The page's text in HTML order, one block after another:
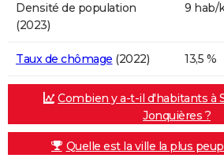
Densité de population
(2023)
9 hab/
Taux de chômage (2022) 13,5 %
Combien y a-t-il d'habitants à
Jonquières ?
Quelle est la ville la plus